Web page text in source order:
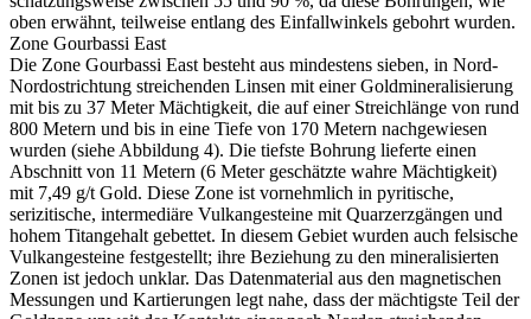
oben erwähnt, teilweise entlang des Einfallwinkels gebohrt wurden.
Zone Gourbassi East
Die Zone Gourbassi East besteht aus mindestens sieben, in Nord-
Nordostrichtung streichenden Linsen mit einer Goldmineralisierung
mit bis zu 37 Meter Mächtigkeit, die auf einer Streichlänge von rund
800 Metern und bis in eine Tiefe von 170 Metern nachgewiesen
wurden (siehe Abbildung 4). Die tiefste Bohrung lieferte einen
Abschnitt von 11 Metern (6 Meter geschätzte wahre Mächtigkeit)
mit 7,49 g/t Gold. Diese Zone ist vornehmlich in pyritische,
serizitische, intermediäre Vulkangesteine mit Quarzerzgängen und
hohem Titangehalt gebettet. In diesem Gebiet wurden auch felsische
Vulkangesteine festgestellt; ihre Beziehung zu den mineralisierten
Zonen ist jedoch unklar. Das Datenmaterial aus den magnetischen
Messungen und Kartierungen legt nahe, dass der mächtigste Teil der